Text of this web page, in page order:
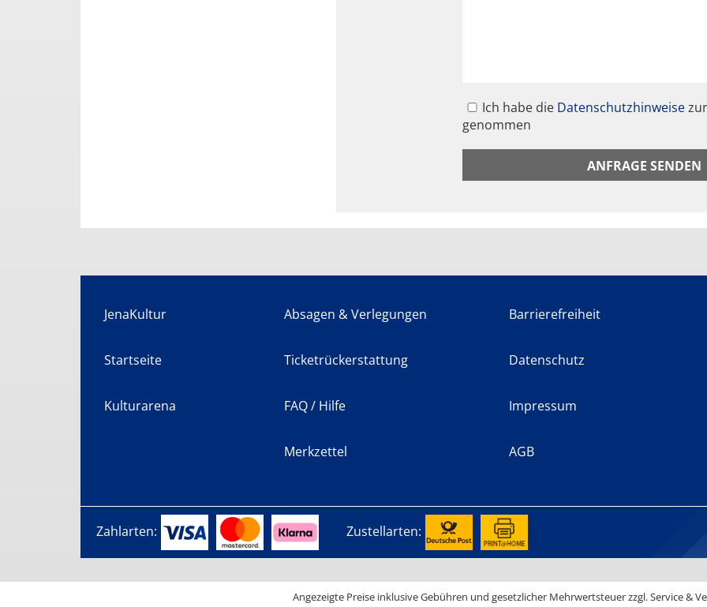
Ich habe die Datenschutzhinweise
genommen
JenaKultur
Startseite
Kulturarena
Absagen & Verlegungen
Ticketrückerstattung
FAQ / Hilfe
Merkzettel
Barrierefreiheit
Datenschutz
Impressum
AGB
Zahlarten: Zustellarten:
Angezeigte Preise inklusive Gebühren und gesetzlicher Mehrwertsteuer zzgl. Service &